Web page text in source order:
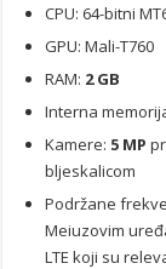
CPU: 64-bitni
GPU: Mali-T760
RAM: 2 GB
Interna
Kamere: 5 MP
bljeskalicom
Podržane
Meiuzovim
LTE koji su